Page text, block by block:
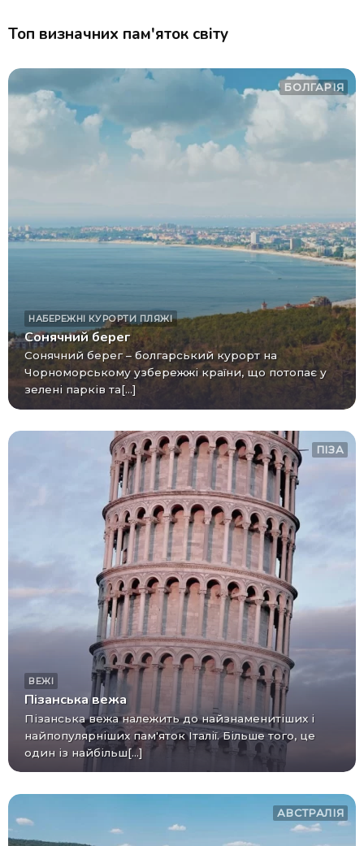
Топ визначних пам'яток світу
БОЛГАРІЯ
НАБЕРЕЖНІ КУРОРТИ ПЛЯЖІ
Сонячний берег
Сонячний берег – болгарський курорт на
Чорноморському узбережжі країни, що потопає у
зелені парків та[...]
ПІЗА
ВЕЖІ
Пізанська вежа
Пізанська вежа належить до найзнаменитіших і
найпопулярніших пам'яток Італії. Більше того, це
один із найбільш[...]
АВСТРАЛІЯ